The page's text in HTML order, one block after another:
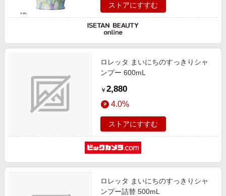
キッズ・ベビー用品
家電・PC・スマホ・カメラ
ペット・花・DIY・車
旅行・レジャー・ホテル予約
金融・マネー・保険
電子書籍特集
楽天サービス特集
わくわく夏特集
とことん買い物チャレンジ
Apple公式サイト×楽天カード分割払い
Samsung ボーナスキャンペーン
週末の高還元 夏の長期版
ストアにすすむ
ロレッタ まいにちのすっきりシャ
ンプー 600mL
￥ 2,880
4.0%
ストアにすすむ
ロレッタ まいにちのすっきりシャ
ンプー詰替 500mL